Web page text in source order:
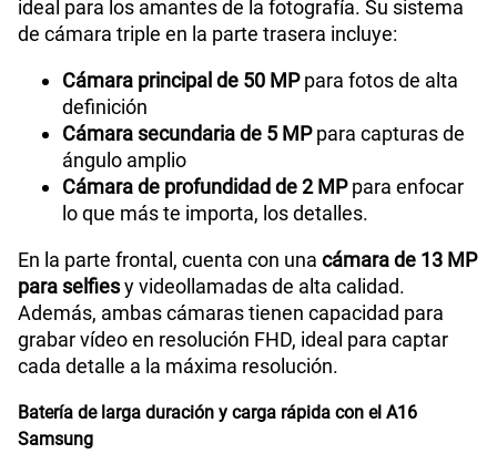
ideal para los amantes de la fotografía. Su sistema
de cámara triple en la parte trasera incluye:
Cámara principal de 50 MPpara fotos de alta
definición
Cámara secundaria de 5 MPpara capturas de
ángulo amplio
Cámara de profundidad de 2 MPpara enfocar
lo que más te importa, los detalles.
En la parte frontal, cuenta con una cámara de 13 MP
para selfiesy videollamadas de alta calidad.
Además, ambas cámaras tienen capacidad para
grabar vídeo en resolución FHD, ideal para captar
cada detalle a la máxima resolución.
Batería de larga duración y carga rápida con el A16
Samsung